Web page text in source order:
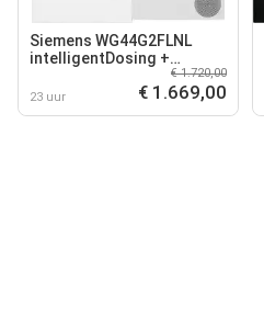
Siemens WG44G2FLNL
intelligentDosing +
Siemens WQ45G2D5NL
23 uur
€ 1.720,00
€ 1.669,00